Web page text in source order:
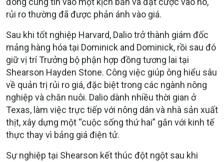
rủi ro thường đã được phản ánh vào giá.
Sau khi tốt nghiệp Harvard, Dalio trở thành giám đốc
mảng hàng hóa tại Dominick and Dominick, rồi sau đó
giữ vị trí Trưởng bộ phận hợp đồng tương lai tại
Shearson Hayden Stone. Công việc giúp ông hiểu sâu
về quản trị rủi ro giá, đặc biệt trong các ngành nông
nghiệp và chăn nuôi. Dalio dành nhiều thời gian ở
Texas, làm việc trực tiếp với nông dân và nhà sản xuất
thịt, xây dựng một “cuộc sống thứ hai” gắn với kinh tế
thực thay vì bảng giá điện tử.
Sự nghiệp tại Shearson kết thúc đột ngột sau khi